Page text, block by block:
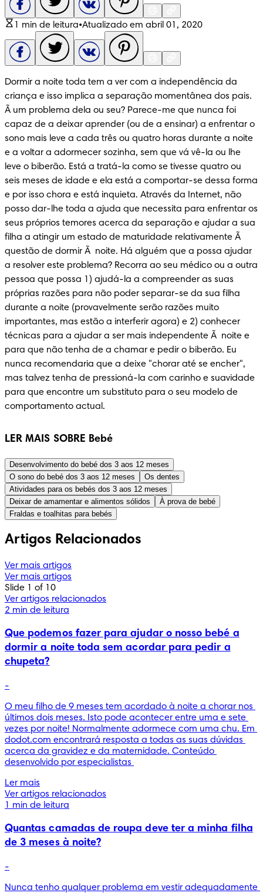
1 min de leitura•Atualizado em abril 01, 2020
Dormir a noite toda tem a ver com a independência da
criança e isso implica a separação momentânea dos pais.
Ã um problema dela ou seu? Parece-me que nunca foi
capaz de a deixar aprender (ou de a ensinar) a enfrentar o
sono mais leve a cada três ou quatro horas durante a noite
e a voltar a adormecer sozinha, sem que vá vê-la ou lhe
leve o biberão. Está a tratá-la como se tivesse quatro ou
seis meses de idade e ela está a comportar-se dessa forma
e por isso chora e está inquieta. Através da Internet, não
posso dar-lhe toda a ajuda que necessita para enfrentar os
seus próprios temores acerca da separação e ajudar a sua
filha a atingir um estado de maturidade relativamente Ã
questão de dormir Ã  noite. Há alguém que a possa ajudar
a resolver este problema? Recorra ao seu médico ou a outra
pessoa que possa 1) ajudá-la a compreender as suas
próprias razões para não poder separar-se da sua filha
durante a noite (provavelmente serão razões muito
importantes, mas estão a interferir agora) e 2) conhecer
técnicas para a ajudar a ser mais independente Ã  noite e
para que não tenha de a chamar e pedir o biberão. Eu
nunca recomendaria que a deixe "chorar até se encher",
mas talvez tenha de pressioná-la com carinho e suavidade
para que encontre um substituto para o seu modelo de
comportamento actual.
LER MAIS SOBRE Bebé
Desenvolvimento do bebé dos 3 aos 12 meses
O sono do bebé dos 3 aos 12 meses
Os dentes
Atividades para os bebés dos 3 aos 12 meses
Deixar de amamentar e alimentos sólidos
À prova de bebé
Fraldas e toalhitas para bebés
Artigos Relacionados
Ver mais artigos
Ver mais artigos
Slide 1 of 10
Ver artigos relacionados
2 min de leitura
Que podemos fazer para ajudar o nosso bebé a
dormir a noite toda sem acordar para pedir a
chupeta?
-
O meu filho de 9 meses tem acordado à noite a chorar nos
últimos dois meses. Isto pode acontecer entre uma e sete
vezes por noite! Normalmente adormece com uma chu. Em
dodot.com encontrará resposta a todas as suas dúvidas
acerca da gravidez e da maternidade. Conteúdo
desenvolvido por especialistas
Ler mais
Ver artigos relacionados
1 min de leitura
Quantas camadas de roupa deve ter a minha filha
de 3 meses à noite?
-
Nunca tenho qualquer problema em vestir adequadamente